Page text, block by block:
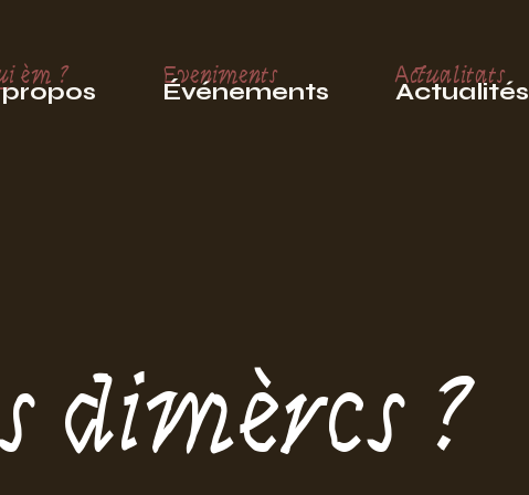
èm ?
propos
Eveniments
Événements
Actualitats
Actualités
dimèrcs ?